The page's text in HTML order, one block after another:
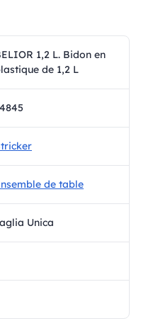
1,2 L. Bidon en
de 1,2 L
de table
Unica